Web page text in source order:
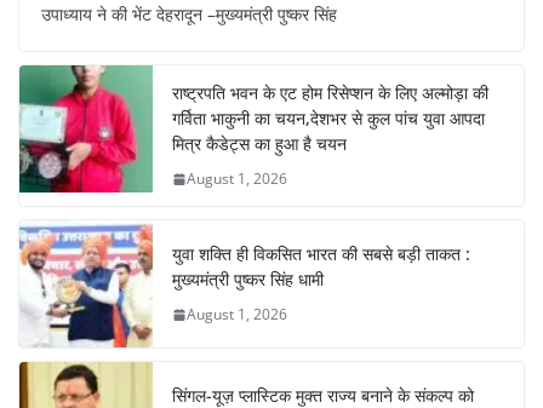
b
o
o
k
A
p
p
e
st
gr
a
m
dI
n
उपाध्याय ने की भेंट देहरादून –मुख्यमंत्री पुष्कर सिंह
राष्ट्रपति भवन के एट होम रिसेप्शन के लिए अल्मोड़ा की
गर्विता भाकुनी का चयन,देशभर से कुल पांच युवा आपदा
मित्र कैडेट्स का हुआ है चयन
August 1, 2026
युवा शक्ति ही विकसित भारत की सबसे बड़ी ताकत :
मुख्यमंत्री पुष्कर सिंह धामी
August 1, 2026
सिंगल-यूज़ प्लास्टिक मुक्त राज्य बनाने के संकल्प को